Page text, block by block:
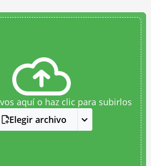
aquí o haz clic para subirlos
Elegir archivo